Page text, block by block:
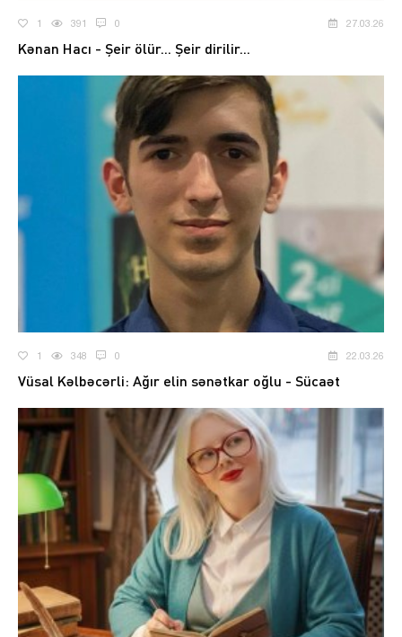
1 391 0 27.03.26
Kənan Hacı - Şeir ölür... Şeir dirilir...
1 348 0 22.03.26
Vüsal Kəlbəcərli: Ağır elin sənətkar oğlu - Sücaət